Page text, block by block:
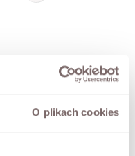
O plikach cookies